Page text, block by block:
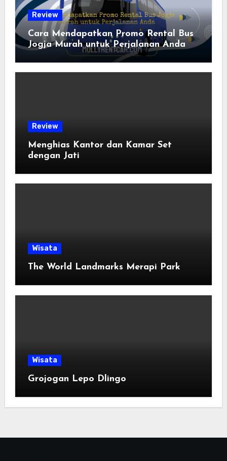
Review
Cara Mendapatkan Promo Rental Bus
Jogja Murah untuk Perjalanan Anda
Review
Menghias Kantor dan Kamar Set
dengan Jati
Wisata
The World Landmarks Merapi Park
Wisata
Grojogan Lepo Dlingo